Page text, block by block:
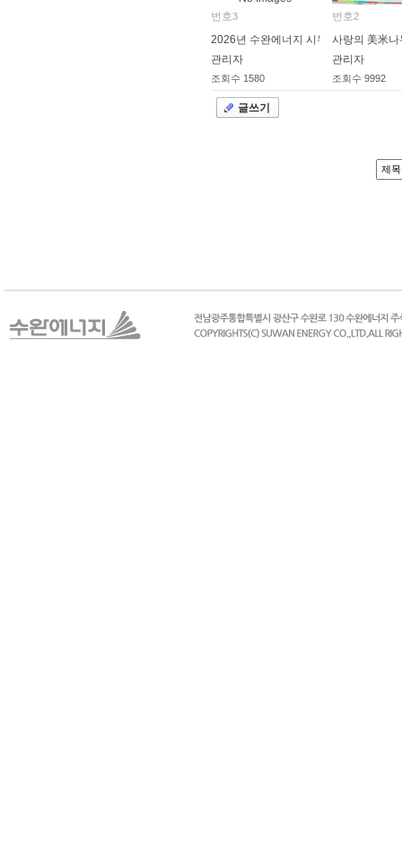
번호3
2026년 수완에너지 시무식
관리자
조회수 1580
2026.01.02
번호2
사랑의 美米
관리자
조회수 9992
글쓰기